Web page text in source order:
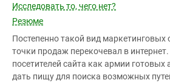
Исследовать то, чего нет?
Резюме
Постепенно такой вид маркетинговых
точки продаж перекочевал в
посетителей сайта как армии
дать пищу для поиска возможных